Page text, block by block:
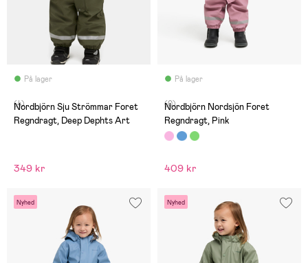
På lager
(4)
Nordbjörn Sju Strömmar Foret
Regndragt, Deep Dephts Art
349 kr
På lager
(0)
Nordbjörn Nordsjön Foret
Regndragt, Pink
409 kr
Nyhed Nyhed